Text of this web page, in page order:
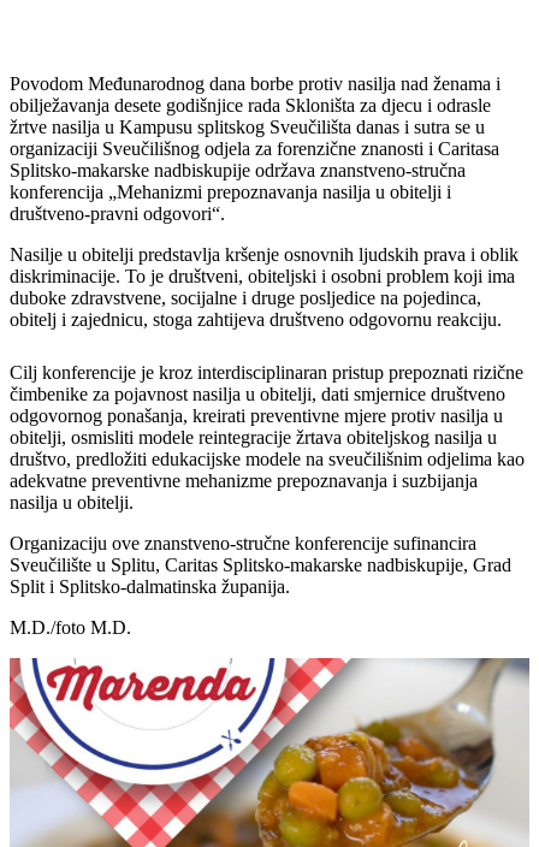
Povodom Međunarodnog dana borbe protiv nasilja nad ženama i
obilježavanja desete godišnjice rada Skloništa za djecu i odrasle
žrtve nasilja u Kampusu splitskog Sveučilišta danas i sutra se u
organizaciji Sveučilišnog odjela za forenzične znanosti i Caritasa
Splitsko-makarske nadbiskupije održava znanstveno-stručna
konferencija „Mehanizmi prepoznavanja nasilja u obitelji i
društveno-pravni odgovori“.
Nasilje u obitelji predstavlja kršenje osnovnih ljudskih prava i oblik
diskriminacije. To je društveni, obiteljski i osobni problem koji ima
duboke zdravstvene, socijalne i druge posljedice na pojedinca,
obitelj i zajednicu, stoga zahtijeva društveno odgovornu reakciju.
Cilj konferencije je kroz interdisciplinaran pristup prepoznati rizične
čimbenike za pojavnost nasilja u obitelji, dati smjernice društveno
odgovornog ponašanja, kreirati preventivne mjere protiv nasilja u
obitelji, osmisliti modele reintegracije žrtava obiteljskog nasilja u
društvo, predložiti edukacijske modele na sveučilišnim odjelima kao
adekvatne preventivne mehanizme prepoznavanja i suzbijanja
nasilja u obitelji.
Organizaciju ove znanstveno-stručne konferencije sufinancira
Sveučilište u Splitu, Caritas Splitsko-makarske nadbiskupije, Grad
Split i Splitsko-dalmatinska županija.
M.D./foto M.D.